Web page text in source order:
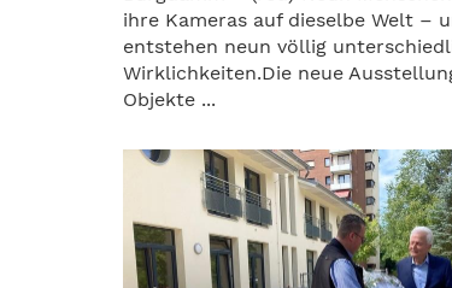
ihre Kameras auf dieselbe Welt –
entstehen neun völlig
Wirklichkeiten.Die neue
Objekte ...